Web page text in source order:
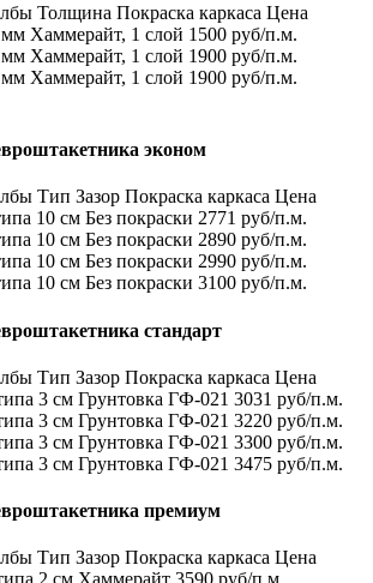
Толщина Покраска каркаса Цена
мм Хаммерайт, 1 слой 1500 руб/п.м.
мм Хаммерайт, 1 слой 1900 руб/п.м.
мм Хаммерайт, 1 слой 1900 руб/п.м.
эконом
Тип Зазор Покраска каркаса Цена
10 см Без покраски 2771 руб/п.м.
10 см Без покраски 2890 руб/п.м.
10 см Без покраски 2990 руб/п.м.
10 см Без покраски 3100 руб/п.м.
стандарт
Тип Зазор Покраска каркаса Цена
3 см Грунтовка ГФ-021 3031 руб/п.м.
3 см Грунтовка ГФ-021 3220 руб/п.м.
3 см Грунтовка ГФ-021 3300 руб/п.м.
3 см Грунтовка ГФ-021 3475 руб/п.м.
премиум
Тип Зазор Покраска каркаса Цена